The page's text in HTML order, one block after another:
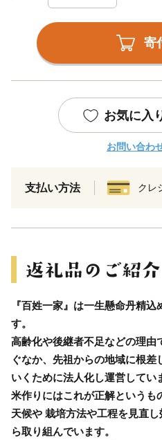
寄
お気に入
お問い合わ
支払い方法 クレ
『百姓一家』は一生懸命丹精
す。
高齢化や後継者不足などの理由
ぐなか、先祖からの地域に根
いくために法人化し運営してい
米作りにはこれが正解というも
天候や 栽培方法や工程を見直
ら取り組んでいます。